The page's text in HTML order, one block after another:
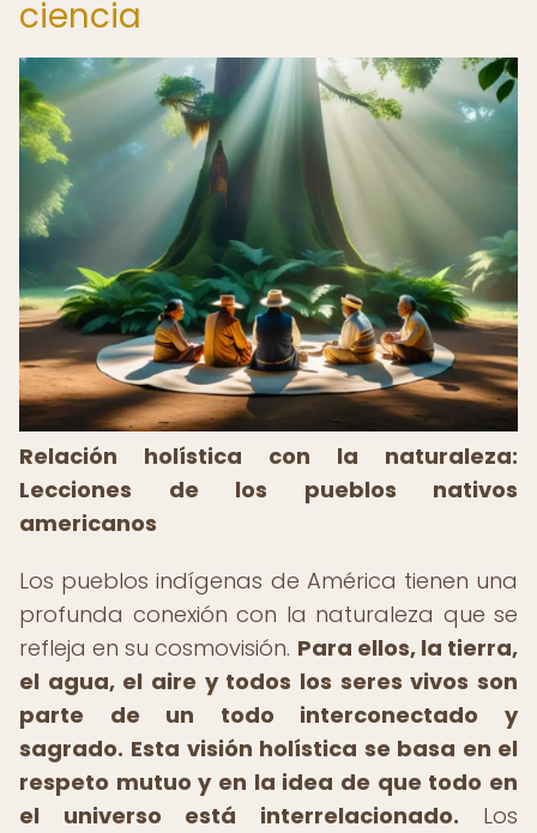
ciencia
Relación holística con la naturaleza:
Lecciones de los pueblos nativos
americanos
Los pueblos indígenas de América tienen una
profunda conexión con la naturaleza que se
refleja en su cosmovisión. Para ellos, la tierra,
el agua, el aire y todos los seres vivos son
parte de un todo interconectado y
sagrado. Esta visión holística se basa en el
respeto mutuo y en la idea de que todo en
el universo está interrelacionado. Los